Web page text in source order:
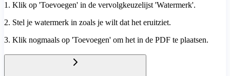
1. Klik op 'Toevoegen' in de vervolgkeuzelijst 'Watermerk'.
2. Stel je watermerk in zoals je wilt dat het eruitziet.
3. Klik nogmaals op 'Toevoegen' om het in de PDF te plaatsen.